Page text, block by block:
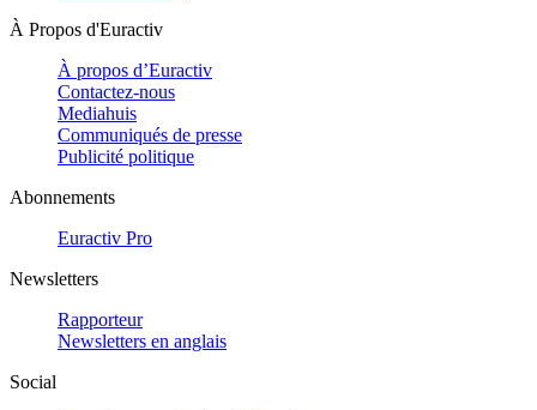
À Propos d'Euractiv
À propos d’Euractiv
Contactez-nous
Mediahuis
Communiqués de presse
Publicité politique
Abonnements
Euractiv Pro
Newsletters
Rapporteur
Newsletters en anglais
Social